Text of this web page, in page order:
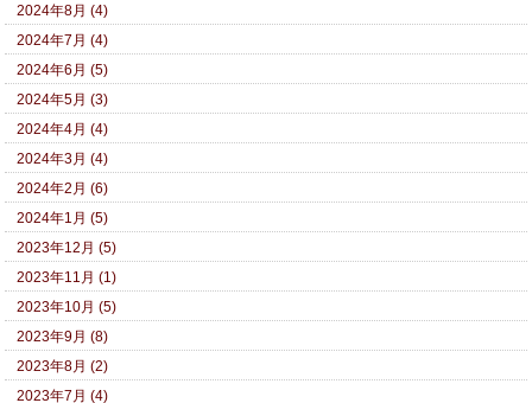
2024年8月 (4)
2024年7月 (4)
2024年6月 (5)
2024年5月 (3)
2024年4月 (4)
2024年3月 (4)
2024年2月 (6)
2024年1月 (5)
2023年12月 (5)
2023年11月 (1)
2023年10月 (5)
2023年9月 (8)
2023年8月 (2)
2023年7月 (4)